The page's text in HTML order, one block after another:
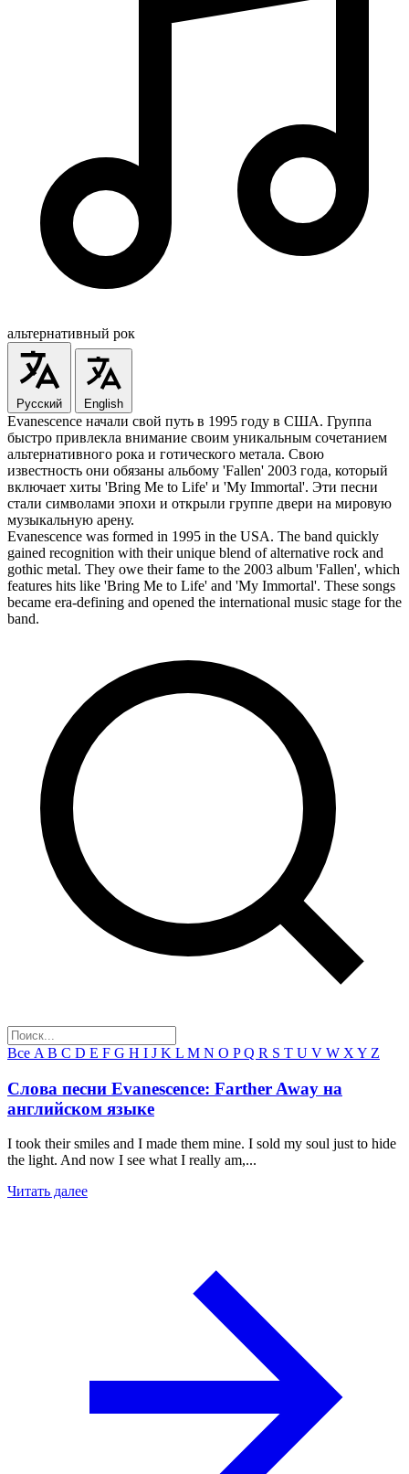
альтернативный рок
Русский English
Evanescence начали свой путь в 1995 году в США. Группа
быстро привлекла внимание своим уникальным сочетанием
альтернативного рока и готического метала. Свою
известность они обязаны альбому 'Fallen' 2003 года, который
включает хиты 'Bring Me to Life' и 'My Immortal'. Эти песни
стали символами эпохи и открыли группе двери на мировую
музыкальную арену.
Evanescence was formed in 1995 in the USA. The band quickly
gained recognition with their unique blend of alternative rock and
gothic metal. They owe their fame to the 2003 album 'Fallen', which
features hits like 'Bring Me to Life' and 'My Immortal'. These songs
became era-defining and opened the international music stage for the
band.
Все A B C D E F G H I J K L M N O PQ R S T U V W X Y Z
Слова песни Evanescence: Farther Away на
английском языке
I took their smiles and I made them mine. I sold my soul just to hide
the light. And now I see what I really am,...
Читать далее